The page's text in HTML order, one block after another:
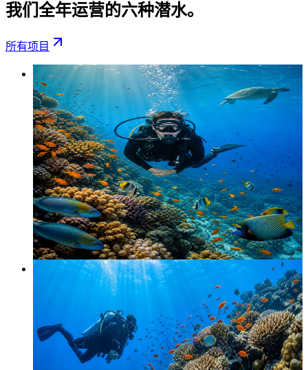
我们全年运营的六种潜水。
所有项目
体验潜水 22%
体验潜水
€35 体验第一次水下呼吸。5 米水深练习技巧，然后由
PADI 教练陪同在真正的 Hurghada 珊瑚礁潜水。
半天 · 1 次潜水 无需经验
起价
€35€45
一日行程 −18%
每日潜水 · 两次船潜
两瓶气、两个 Hurghada 潜点，€45。简报、水面休息、
船上午餐。仅限持证潜水员。